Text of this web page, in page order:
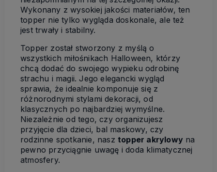
Wykonany z wysokiej jakości materiałów, ten
topper nie tylko wygląda doskonale, ale też
jest trwały i stabilny.
Topper został stworzony z myślą o
wszystkich miłośnikach Halloween, którzy
chcą dodać do swojego wypieku odrobinę
strachu i magii. Jego elegancki wygląd
sprawia, że idealnie komponuje się z
różnorodnymi stylami dekoracji, od
klasycznych po najbardziej wymyślne.
Niezależnie od tego, czy organizujesz
przyjęcie dla dzieci, bal maskowy, czy
rodzinne spotkanie, nasz topper akrylowy na
pewno przyciągnie uwagę i doda klimatycznej
atmosfery.